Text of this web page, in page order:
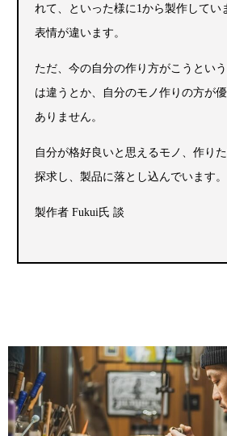
れて、といった様に1から製作してい
表情が違います。
ただ、今の自分の作り方がこうとい
は違うとか、自分のモノ作りの方が
ありません。
自分が格好良いと思えるモノ、作り
探求し、製品に落とし込んでいます。
製作者 Fukui氏 談